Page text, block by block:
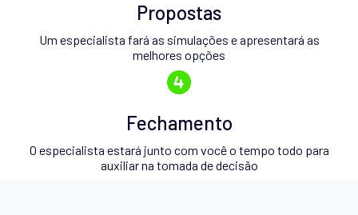
Propostas
Um especialista fará as simulações e apresentará as
melhores opções
Fechamento
O especialista estará junto com você o tempo todo para
auxiliar na tomada de decisão